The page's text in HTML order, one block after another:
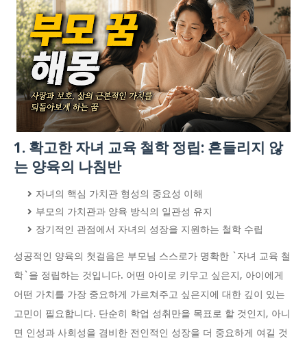
1. 확고한 자녀 교육 철학 정립: 흔들리지 않
는 양육의 나침반
자녀의 핵심 가치관 형성의 중요성 이해
부모의 가치관과 양육 방식의 일관성 유지
장기적인 관점에서 자녀의 성장을 지원하는 철학 수립
성공적인 양육의 첫걸음은 부모님 스스로가 명확한 `자녀 교육 철
학`을 정립하는 것입니다. 어떤 아이로 키우고 싶은지, 아이에게
어떤 가치를 가장 중요하게 가르쳐주고 싶은지에 대한 깊이 있는
고민이 필요합니다. 단순히 학업 성취만을 목표로 할 것인지, 아니
면 인성과 사회성을 겸비한 전인적인 성장을 더 중요하게 여길 것